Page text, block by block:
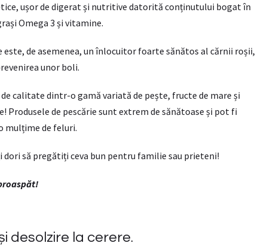
ușor de digerat și nutritive datorită conținutului bogat în
Omega 3 și vitamine.
este, de asemenea, un înlocuitor foarte sănătos al cărnii roșii,
unor boli.
calitate dintr-o gamă variată de pește, fructe de mare și
Produsele de pescărie sunt extrem de sănătoase și pot fi
mulțime de feluri.
dori să pregătiți ceva bun pentru familie sau prieteni!
desolzire la cerere.